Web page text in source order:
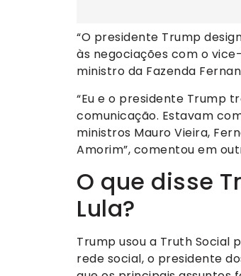
“O presidente Trump
às negociações com o
ministro da Fazenda
“Eu e o presidente Trump
comunicação. Estavam
ministros Mauro Vieira,
Amorim”, comentou em
O que disse
Lula?
Trump usou a Truth Social
rede social, o presidente